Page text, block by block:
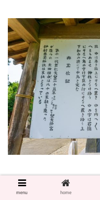
古文書解説
menu home